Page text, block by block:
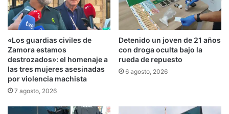
«Los guardias civiles de
Zamora estamos
destrozados»: el homenaje a
las tres mujeres asesinadas
por violencia machista
7 agosto, 2026
Detenido un joven de 21 años
con droga oculta bajo la
rueda de repuesto
6 agosto, 2026